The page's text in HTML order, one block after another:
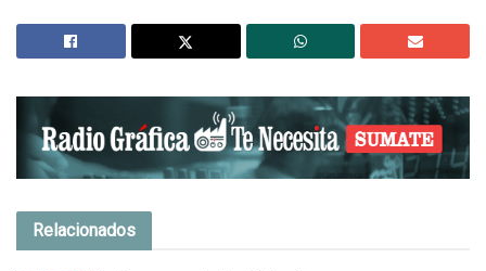
Relacionados